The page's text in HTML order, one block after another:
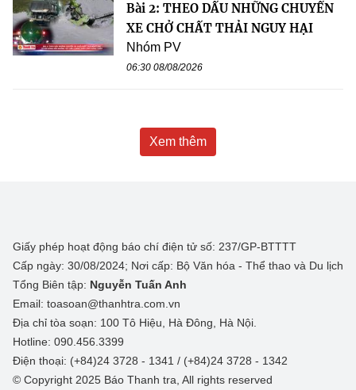
Bài 2: THEO DẤU NHỮNG CHUYẾN
XE CHỞ CHẤT THẢI NGUY HẠI
Nhóm PV
06:30 08/08/2026
Xem thêm
Giấy phép hoạt động báo chí điện tử số: 237/GP-BTTTT
Cấp ngày: 30/08/2024; Nơi cấp: Bộ Văn hóa - Thể thao và Du lịch
Tổng Biên tập: Nguyễn Tuấn Anh
Email: toasoan@thanhtra.com.vn
Địa chỉ tòa soạn: 100 Tô Hiệu, Hà Đông, Hà Nội.
Hotline: 090.456.3399
Điện thoại: (+84)24 3728 - 1341 / (+84)24 3728 - 1342
© Copyright 2025 Báo Thanh tra, All rights reserved